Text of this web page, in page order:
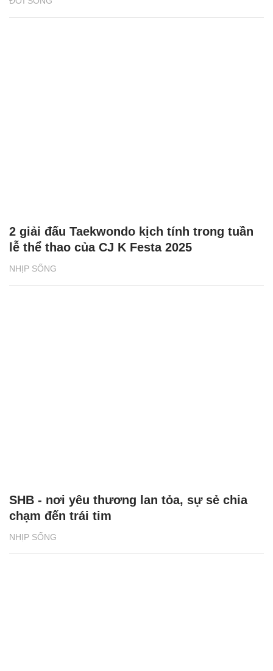
NHỊP SỐNG
2 giải đấu Taekwondo kịch tính trong tuần
lễ thể thao của CJ K Festa 2025
NHỊP SỐNG
SHB - nơi yêu thương lan tỏa, sự sẻ chia
chạm đến trái tim